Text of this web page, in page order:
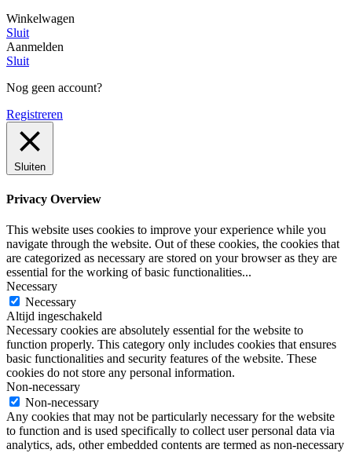
Winkelwagen
Sluit
Aanmelden
Sluit
Nog geen account?
Registreren
Sluiten
Privacy Overview
This website uses cookies to improve your experience while you
navigate through the website. Out of these cookies, the cookies that
are categorized as necessary are stored on your browser as they are
essential for the working of basic functionalities...
Necessary
Necessary
Altijd ingeschakeld
Necessary cookies are absolutely essential for the website to
function properly. This category only includes cookies that ensures
basic functionalities and security features of the website. These
cookies do not store any personal information.
Non-necessary
Non-necessary
Any cookies that may not be particularly necessary for the website
to function and is used specifically to collect user personal data via
analytics, ads, other embedded contents are termed as non-necessary